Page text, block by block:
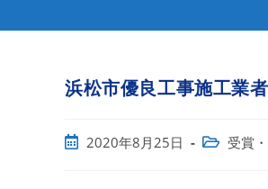
浜松市優良工事施工業
投 2020年8月25日
投
受賞